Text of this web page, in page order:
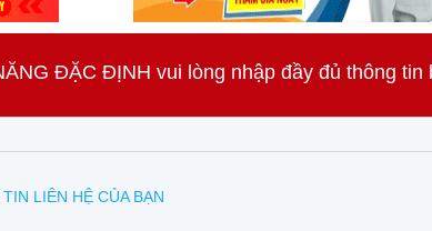
ĐẶC ĐỊNH vui lòng nhập đầy đủ thông tin
LIÊN HỆ CỦA BẠN